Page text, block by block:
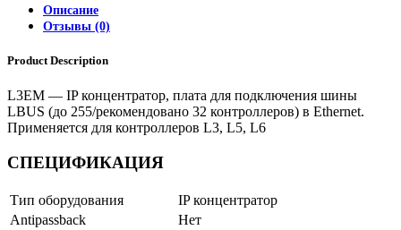
Описание
Отзывы (0)
Product Description
L3EM — IP концентратор, плата для подключения шины
LBUS (до 255/рекомендовано 32 контроллеров) в Ethernet.
Применяется для контроллеров L3, L5, L6
СПЕЦИФИКАЦИЯ
Тип оборудования
IP концентратор
Antipassback
Нет